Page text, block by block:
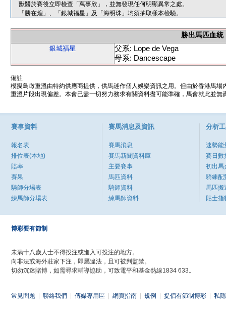
獸醫於賽後立即檢查「萬事欣」，並無發現任何明顯異常之處。
「勝在煌」、「銀城福星」及「海明珠」均須抽取樣本檢驗。
勝出馬匹血統
銀城福星
父系: Lope de Vega
母系: Dancescape
備註
模擬鳥瞰重溫由特約供應商提供，供馬迷作個人娛樂資訊之用。但由於香港馬
重溫片段出現偏差。本會已盡一切努力務求有關資料盡可能準確，馬會就此並
賽事資料
報名表
排位表(本地)
賠率
賽果
騎師分場表
練馬師分場表
賽馬消息及資訊
賽馬消息
賽馬新聞資料庫
主要賽事
馬匹資料
騎師資料
練馬師資料
分析
速勢能
賽日數
初出馬
騎練配
馬匹搬
貼士指
博彩要有節制
未滿十八歲人士不得投注或進入可投注的地方。
向非法或海外莊家下注，即屬違法，且可被判監禁。
切勿沉迷賭博，如需尋求輔導協助，可致電平和基金熱線1834 633。
常見問題 聯絡我們 傳媒專用區 網頁指南 規例 提倡有節制博彩 私